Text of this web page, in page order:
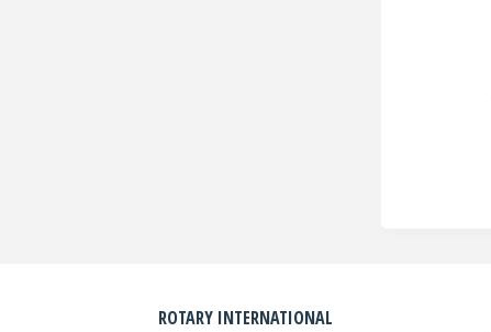
ROTARY INTERNATIONAL